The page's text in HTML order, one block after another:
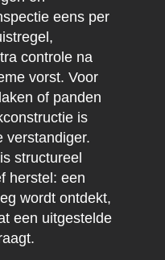
eens per
controle na
vorst. Voor
of panden
is
verstandiger.
structureel
herstel: een
wordt ontdekt,
een uitgestelde